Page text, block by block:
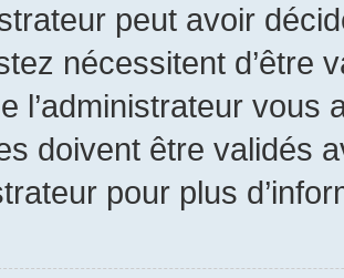
peut avoir
nécessitent d’être
l’administrateur vous
doivent être validés
pour plus